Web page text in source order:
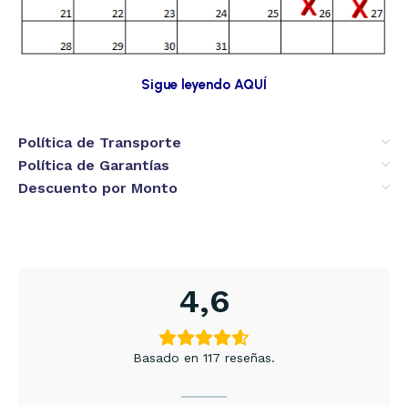
Sigue leyendo AQUÍ
Política de Transporte
Política de Garantías
Descuento por Monto
4,6
Basado en 117 reseñas.